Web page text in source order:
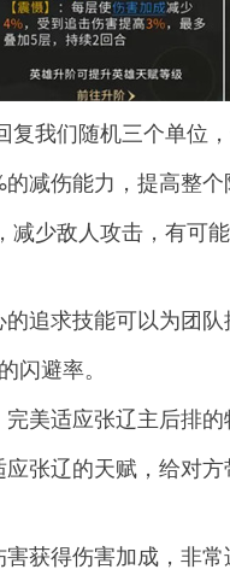
我们随机三个单位，
减伤能力，提高整个
少敌人攻击，有可
追求技能可以为团队
避率。
美适应张辽主后排的
张辽的天赋，给对
获得伤害加成，非